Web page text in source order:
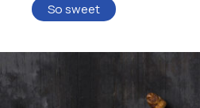
So sweet